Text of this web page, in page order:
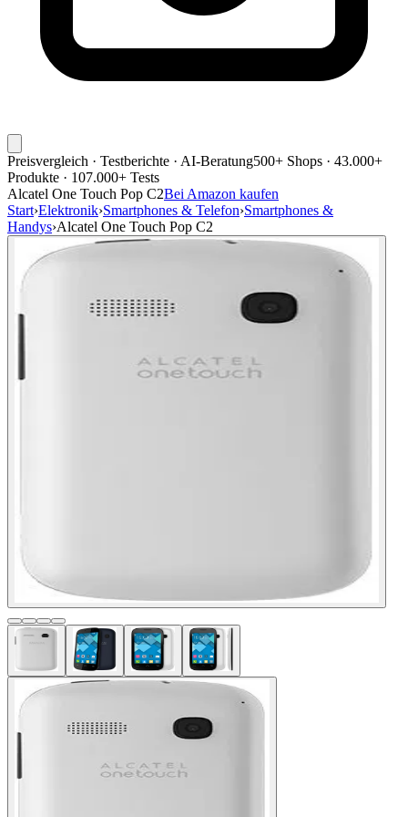
Preisvergleich · Testberichte · AI-Beratung500+ Shops · 43.000+
Produkte · 107.000+ Tests
Alcatel One Touch Pop C2Bei Amazon kaufen
Start›Elektronik›Smartphones & Telefon›Smartphones &
Handys›Alcatel One Touch Pop C2